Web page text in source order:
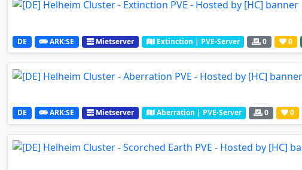
DE ARK:SE Mietserver Extinction | PVE-Server 0 0
DE ARK:SE Mietserver Aberration | PVE-Server 0 0